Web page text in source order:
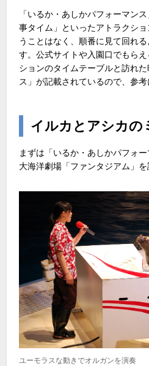
「いるか・あしかパフォーマン
事タイム」といったアトラクシ
うことはなく、順番に見て回れ
す。公式サイトや入園口でもら
ションのタイムテーブルと訪れ
ス」が記載されているので、参考
イルカとアシカの
まずは「いるか・あしかパフォ
大海洋劇場「ファンタジアム」を
ユーモラスな動きでオルガンを演奏